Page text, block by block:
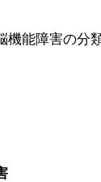
機能障害の分